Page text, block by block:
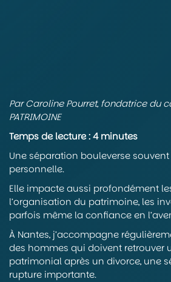
Par Caroline Pourret, fondatrice du
PATRIMOINE
Temps de lecture : 4 minutes
Une séparation bouleverse
personnelle.
Elle impacte aussi profondément
l’organisation du patrimoine, les
parfois même la confiance en
À Nantes, j’accompagne
des hommes qui doivent retrouver
patrimonial après un divorce, une
rupture importante.